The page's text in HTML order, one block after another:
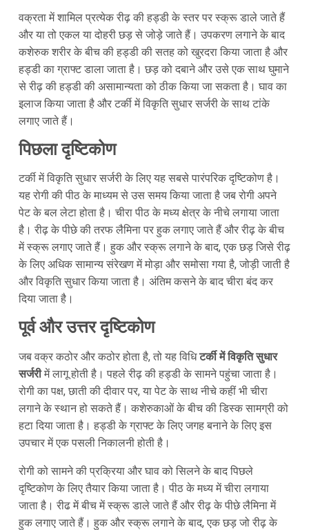
वक्रता में शामिल प्रत्येक रीढ़ की हड्डी के स्तर पर स्क्रू डाले जाते हैं
और या तो एकल या दोहरी छड़ से जोड़े जाते हैं। उपकरण लगाने के बाद
कशेरुक शरीर के बीच की हड्डी की सतह को खुरदरा किया जाता है और
हड्डी का ग्राफ्ट डाला जाता है। छड़ को दबाने और उसे एक साथ घुमाने
से रीढ़ की हड्डी की असामान्यता को ठीक किया जा सकता है। घाव का
इलाज किया जाता है और टर्की में विकृति सुधार सर्जरी के साथ टांके
लगाए जाते हैं।
पिछला दृष्टिकोण
टर्की में विकृति सुधार सर्जरी के लिए यह सबसे पारंपरिक दृष्टिकोण है।
यह रोगी की पीठ के माध्यम से उस समय किया जाता है जब रोगी अपने
पेट के बल लेटा होता है। चीरा पीठ के मध्य क्षेत्र के नीचे लगाया जाता
है। रीढ़ के पीछे की तरफ लैमिना पर हुक लगाए जाते हैं और रीढ़ के बीच
में स्क्रू लगाए जाते हैं। हुक और स्क्रू लगाने के बाद, एक छड़ जिसे रीढ़
के लिए अधिक सामान्य संरेखण में मोड़ा और समोसा गया है, जोड़ी जाती है
और विकृति सुधार किया जाता है। अंतिम कसने के बाद चीरा बंद कर
दिया जाता है।
पूर्व और उत्तर दृष्टिकोण
जब वक्र कठोर और कठोर होता है, तो यह विधिटर्की में विकृति सुधार
सर्जरीमें लागू होती है। पहले रीढ़ की हड्डी के सामने पहुंचा जाता है।
रोगी का पक्ष, छाती की दीवार पर, या पेट के साथ नीचे कहीं भी चीरा
लगाने के स्थान हो सकते हैं। कशेरुकाओं के बीच की डिस्क सामग्री को
हटा दिया जाता है। हड्डी के ग्राफ्ट के लिए जगह बनाने के लिए इस
उपचार में एक पसली निकालनी होती है।
रोगी को सामने की प्रक्रिया और घाव को सिलने के बाद पिछले
दृष्टिकोण के लिए तैयार किया जाता है। पीठ के मध्य में चीरा लगाया
जाता है। रीढ में बीच में स्क्रू डाले जाते हैं और रीढ़ के पीछे लैमिना में
हुक लगाए जाते हैं। हुक और स्क्रू लगाने के बाद, एक छड़ जो रीढ़ के